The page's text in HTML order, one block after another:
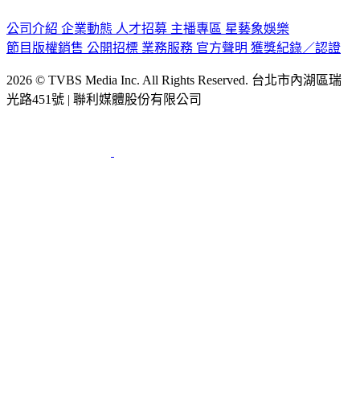
公司介紹 企業動態 人才招募 主播專區 星藝象娛樂
節目版權銷售 公開招標 業務服務 官方聲明 獲獎紀錄／認證
2026 © TVBS Media Inc. All Rights Reserved. 台北市內湖區瑞
光路451號 | 聯利媒體股份有限公司